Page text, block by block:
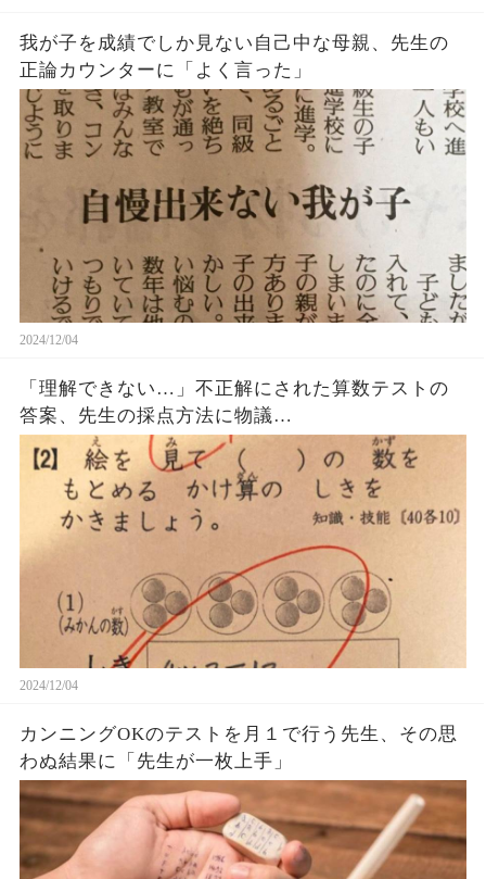
我が子を成績でしか見ない自己中な母親、先生の
正論カウンターに「よく言った」
2024/12/04
「理解できない…」不正解にされた算数テストの
答案、先生の採点方法に物議…
2024/12/04
カンニングOKのテストを月１で行う先生、その思
わぬ結果に「先生が一枚上手」